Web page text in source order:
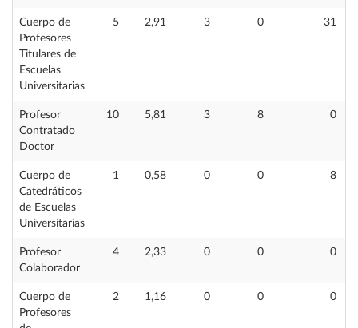
Cuerpo de
Profesores
Titulares de
Escuelas
Universitarias
5 2,91 3 0 31
Profesor
Contratado
Doctor
10 5,81 3 8 0
Cuerpo de
Catedráticos
de Escuelas
Universitarias
1 0,58 0 0 8
Profesor
Colaborador
4 2,33 0 0 0
Cuerpo de
Profesores
2 1,16 0 0 0